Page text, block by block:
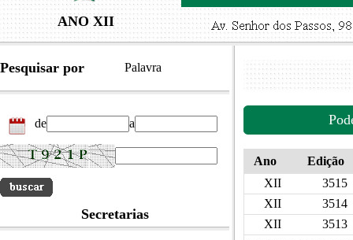
ANO XII
Pesquisar por Palavra
de a
Secretarias
Ano
Edição
XII
3515
XII
3514
XII
3513